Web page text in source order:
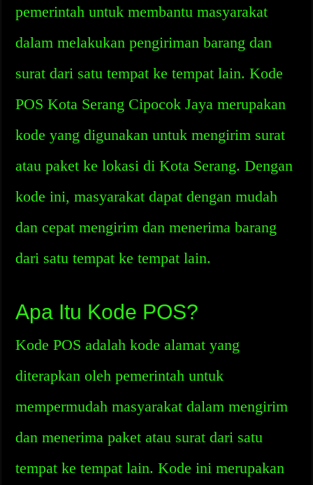
pemerintah untuk membantu masyarakat
dalam melakukan pengiriman barang dan
surat dari satu tempat ke tempat lain. Kode
POS Kota Serang Cipocok Jaya merupakan
kode yang digunakan untuk mengirim surat
atau paket ke lokasi di Kota Serang. Dengan
kode ini, masyarakat dapat dengan mudah
dan cepat mengirim dan menerima barang
dari satu tempat ke tempat lain.
Apa Itu Kode POS?
Kode POS adalah kode alamat yang
diterapkan oleh pemerintah untuk
mempermudah masyarakat dalam mengirim
dan menerima paket atau surat dari satu
tempat ke tempat lain. Kode ini merupakan